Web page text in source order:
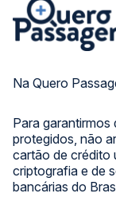
Na Quero
Para garantirmos
protegidos, não
cartão de crédito
criptografia e de
bancárias do